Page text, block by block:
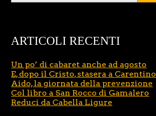
ARTICOLI RECENTI
Un po’ di cabaret anche ad agosto
E, dopo il Cristo, stasera a Carentino
Aido, la giornata della prevenzione
Col libro a San Rocco di Gamalero
Reduci da Cabella Ligure